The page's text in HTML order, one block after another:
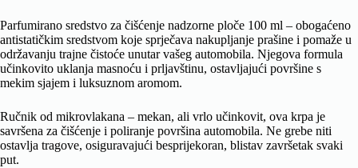
Parfumirano sredstvo za čišćenje nadzorne ploče 100 ml – obogaćeno
antistatičkim sredstvom koje sprječava nakupljanje prašine i pomaže u
održavanju trajne čistoće unutar vašeg automobila. Njegova formula
učinkovito uklanja masnoću i prljavštinu, ostavljajući površine s
mekim sjajem i luksuznom aromom.
Ručnik od mikrovlakana – mekan, ali vrlo učinkovit, ova krpa je
savršena za čišćenje i poliranje površina automobila. Ne grebe niti
ostavlja tragove, osiguravajući besprijekoran, blistav završetak svaki
put.